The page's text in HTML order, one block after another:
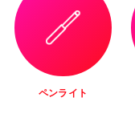
ペンライト